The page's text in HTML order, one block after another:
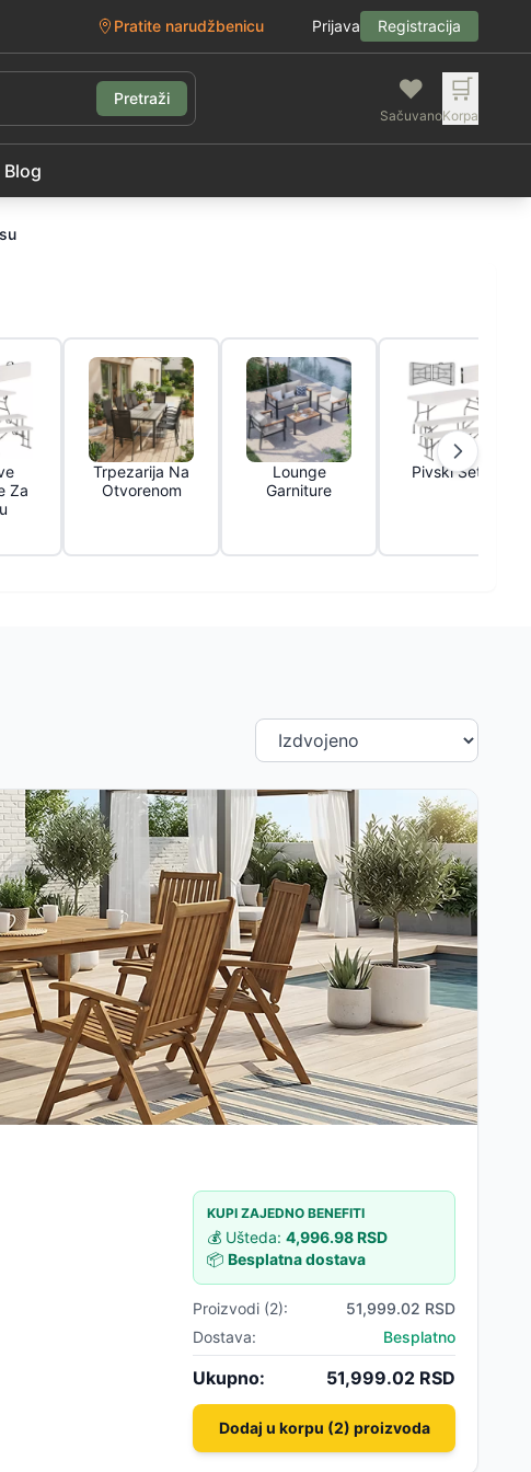
Pratite narudžbenicu Prijava Registracija
Pretraži ❤️
Sačuvano
🛒
Korpa
Blog
Za
Trpezarija Na
Otvorenom
Lounge
Garniture
Pivski Setovi
KUPI ZAJEDNO BENEFITI
💰 Ušteda: 4,996.98RSD
📦 Besplatna dostava
Proizvodi (2): 51,999.02 RSD
Dostava:
Besplatno
Ukupno: 51,999.02 RSD
Dodaj u korpu (2) proizvoda